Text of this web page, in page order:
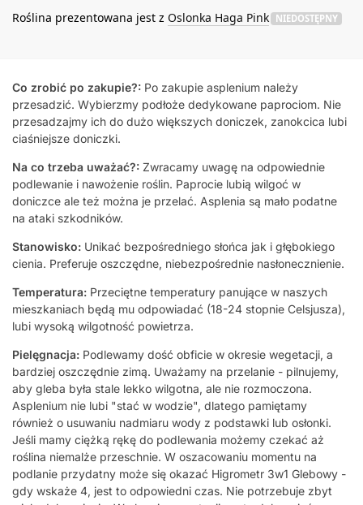
Roślina prezentowana jest z Oslonka Haga Pink NIEDOSTĘPNY
Co zrobić po zakupie?: Po zakupie asplenium należy
przesadzić. Wybierzmy podłoże dedykowane paprociom. Nie
przesadzajmy ich do dużo większych doniczek, zanokcica lubi
ciaśniejsze doniczki.
Na co trzeba uważać?: Zwracamy uwagę na odpowiednie
podlewanie i nawożenie roślin. Paprocie lubią wilgoć w
doniczce ale też można je przelać. Asplenia są mało podatne
na ataki szkodników.
Stanowisko: Unikać bezpośredniego słońca jak i głębokiego
cienia. Preferuje oszczędne, niebezpośrednie nasłonecznienie.
Temperatura: Przeciętne temperatury panujące w naszych
mieszkaniach będą mu odpowiadać (18-24 stopnie Celsjusza),
lubi wysoką wilgotność powietrza.
Pielęgnacja: Podlewamy dość obficie w okresie wegetacji, a
bardziej oszczędnie zimą. Uważamy na przelanie - pilnujemy,
aby gleba była stale lekko wilgotna, ale nie rozmoczona.
Asplenium nie lubi "stać w wodzie", dlatego pamiętamy
również o usuwaniu nadmiaru wody z podstawki lub osłonki.
Jeśli mamy ciężką rękę do podlewania możemy czekać aż
roślina niemalże przeschnie. W oszacowaniu momentu na
podlanie przydatny może się okazać Higrometr 3w1 Glebowy -
gdy wskaże 4, jest to odpowiedni czas. Nie potrzebuje zbyt